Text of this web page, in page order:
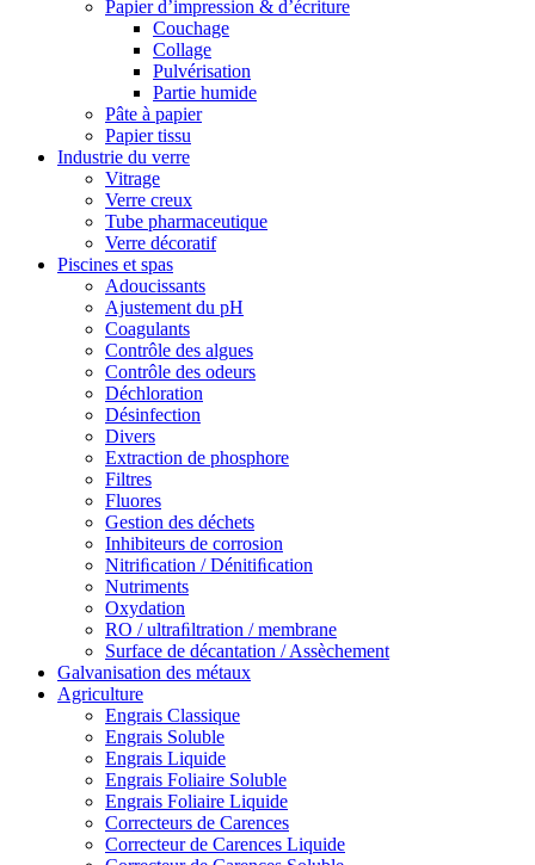
Papier d’impression & d’écriture
Couchage
Collage
Pulvérisation
Partie humide
Pâte à papier
Papier tissu
Industrie du verre
Vitrage
Verre creux
Tube pharmaceutique
Verre décoratif
Piscines et spas
Adoucissants
Ajustement du pH
Coagulants
Contrôle des algues
Contrôle des odeurs
Déchloration
Désinfection
Divers
Extraction de phosphore
Filtres
Fluores
Gestion des déchets
Inhibiteurs de corrosion
Nitriﬁcation / Dénitiﬁcation
Nutriments
Oxydation
RO / ultraﬁltration / membrane
Surface de décantation / Assèchement
Galvanisation des métaux
Agriculture
Engrais Classique
Engrais Soluble
Engrais Liquide
Engrais Foliaire Soluble
Engrais Foliaire Liquide
Correcteurs de Carences
Correcteur de Carences Liquide